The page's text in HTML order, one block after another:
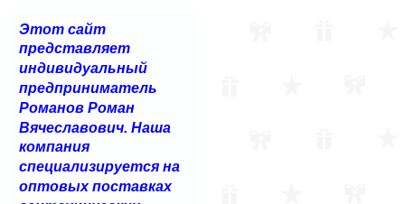
Этот сайт
представляет
индивидуальный
предприниматель
Романов Роман
Вячеславович. Наша
компания
специализируется на
оптовых поставках